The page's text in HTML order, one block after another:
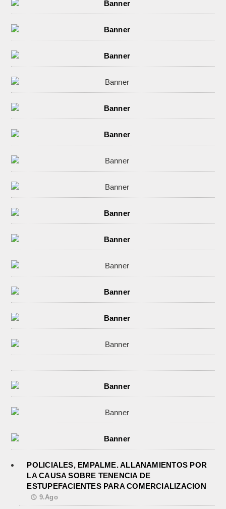
POLICIALES, EMPALME. ALLANAMIENTOS POR
LA CAUSA SOBRE TENENCIA DE
ESTUPEFACIENTES PARA COMERCIALIZACION
9.Ago